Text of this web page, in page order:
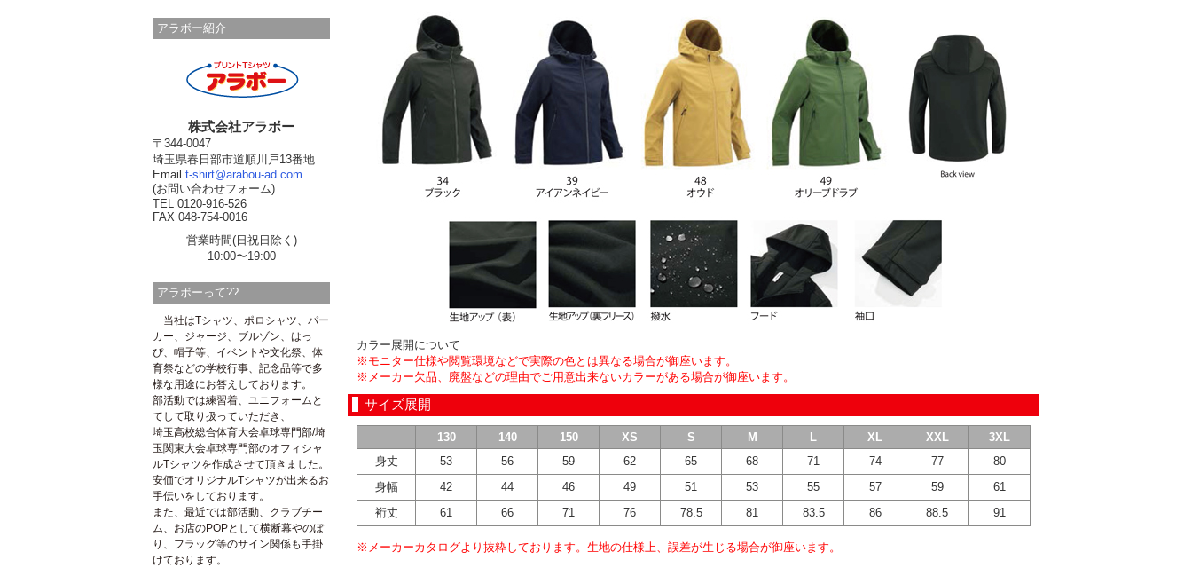
アラボー紹介
株式会社アラボー
〒344-0047
埼玉県春日部市道順川戸13番地
Email t-shirt@arabou-ad.com
(お問い合わせフォーム)
TEL 0120-916-526
FAX 048-754-0016
営業時間(日祝日除く)
10:00〜19:00
アラボーって??
当社はTシャツ、ポロシャツ、パー
カー、ジャージ、ブルゾン、はっ
ぴ、帽子等、イベントや文化祭、体
育祭などの学校行事、記念品等で多
様な用途にお答えしております。
部活動では練習着、ユニフォームと
てして取り扱っていただき、
埼玉高校総合体育大会卓球専門部/埼
玉関東大会卓球専門部のオフィシャ
ルTシャツを作成させて頂きました。
安価でオリジナルTシャツが出来るお
手伝いをしております。
また、最近では部活動、クラブチー
ム、お店のPOPとして横断幕やのぼ
り、フラッグ等のサイン関係も手掛
けております。
カラー展開について
※モニター仕様や閲覧環境などで実際の色とは異なる場合が御座います。
※メーカー欠品、廃盤などの理由でご用意出来ないカラーがある場合が御座います。
サイズ展開
130 140 150 XS S M L XL XXL
3XL
身丈
53 56 59 62 65 68 71 74 77
80
身幅
42 44 46 49 51 53 55 57 59
61
裄丈
61 66 71 76 78.5 81 83.5 86 88.5 91
※メーカーカタログより抜粋しております。生地の仕様上、誤差が生じる場合が御座います。